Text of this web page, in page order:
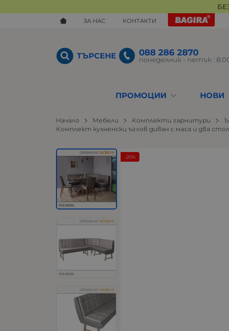
ЗА НАС КОНТАКТИ
ТЪРСЕНЕ 088 286 2870
понеделник - петък :
ПРОМОЦИИ НОВИ
Начало Мебели Комплекти гарнитури
Комплект кухненски ъглов диван с маса и два
-20%